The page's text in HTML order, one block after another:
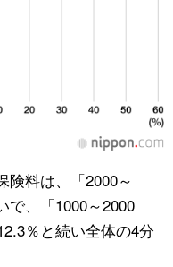
険料は、「2000～
で、「1000～2000
％と続い全体の4分